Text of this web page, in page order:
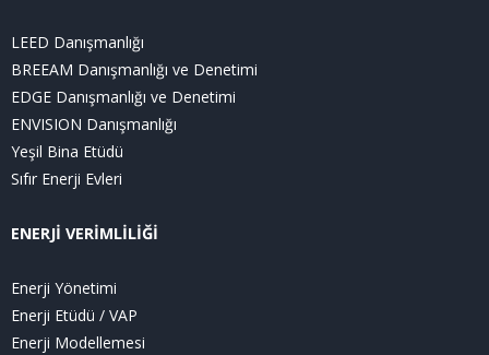
LEED Danışmanlığı
BREEAM Danışmanlığı ve Denetimi
EDGE Danışmanlığı ve Denetimi
ENVISION Danışmanlığı
Yeşil Bina Etüdü
Sıfır Enerji Evleri
ENERJİ VERİMLİLİĞİ
Enerji Yönetimi
Enerji Etüdü / VAP
Enerji Modellemesi